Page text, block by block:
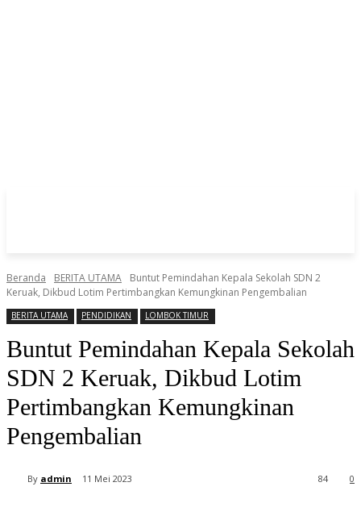
Beranda BERITA UTAMA
Buntut Pemindahan Kepala Sekolah SDN 2
Keruak, Dikbud Lotim Pertimbangkan Kemungkinan Pengembalian
BERITA UTAMA PENDIDIKAN LOMBOK TIMUR
Buntut Pemindahan Kepala Sekolah
SDN 2 Keruak, Dikbud Lotim
Pertimbangkan Kemungkinan
Pengembalian
By admin 11 Mei 2023 0
84